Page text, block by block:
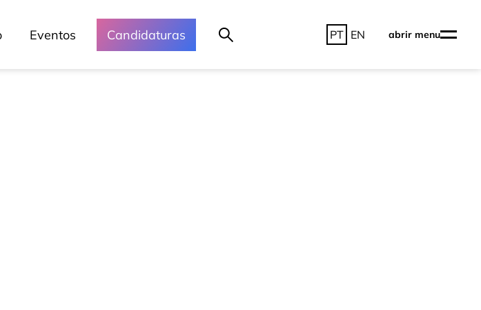
Eventos Candidaturas PT EN abrir menu